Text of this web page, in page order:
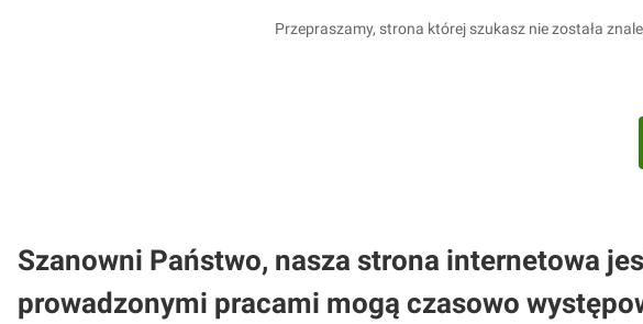
Przepraszamy, strona której szukasz nie została
Szanowni Państwo, nasza strona internetowa
prowadzonymi pracami mogą czasowo